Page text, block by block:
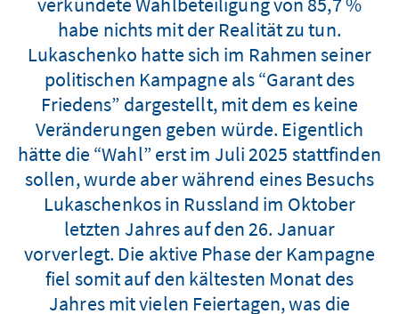
habe nichts mit der Realität zu tun.
Lukaschenko hatte sich im Rahmen seiner
politischen Kampagne als “Garant des
Friedens” dargestellt, mit dem es keine
Veränderungen geben würde. Eigentlich
hätte die “Wahl” erst im Juli 2025 stattfinden
sollen, wurde aber während eines Besuchs
Lukaschenkos in Russland im Oktober
letzten Jahres auf den 26. Januar
vorverlegt. Die aktive Phase der Kampagne
fiel somit auf den kältesten Monat des
Jahres mit vielen Feiertagen, was die